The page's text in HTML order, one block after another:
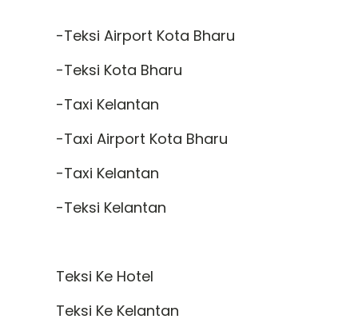
-Teksi Airport Kota Bharu
-Teksi Kota Bharu
-Taxi Kelantan
-Taxi Airport Kota Bharu
-Taxi Kelantan
-Teksi Kelantan
Teksi Ke Hotel
Teksi Ke Kelantan